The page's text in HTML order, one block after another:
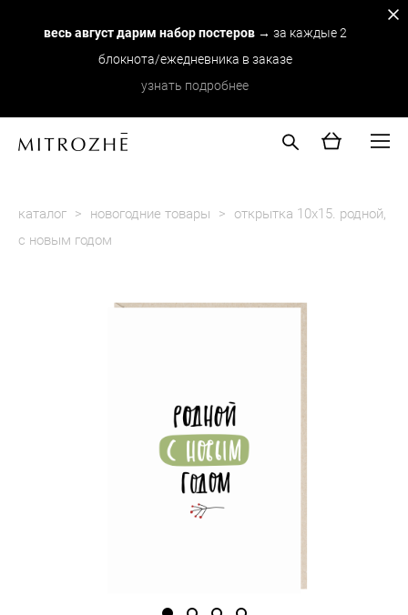
весь август дарим набор постеров→ за каждые 2
блокнота/ежедневника в заказе
узнать подробнее
каталог > новогодние товары > открытка 10х15. родной,
с новым годом